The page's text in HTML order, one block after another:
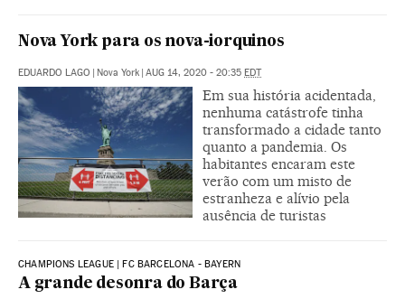
Nova York para os nova-iorquinos
EDUARDO LAGO Nova York AUG 14, 2020 - 20:35 EDT
Em sua história acidentada,
nenhuma catástrofe tinha
transformado a cidade tanto
quanto a pandemia. Os
habitantes encaram este
verão com um misto de
estranheza e alívio pela
ausência de turistas
CHAMPIONS LEAGUE | FC BARCELONA - BAYERN
A grande desonra do Barça